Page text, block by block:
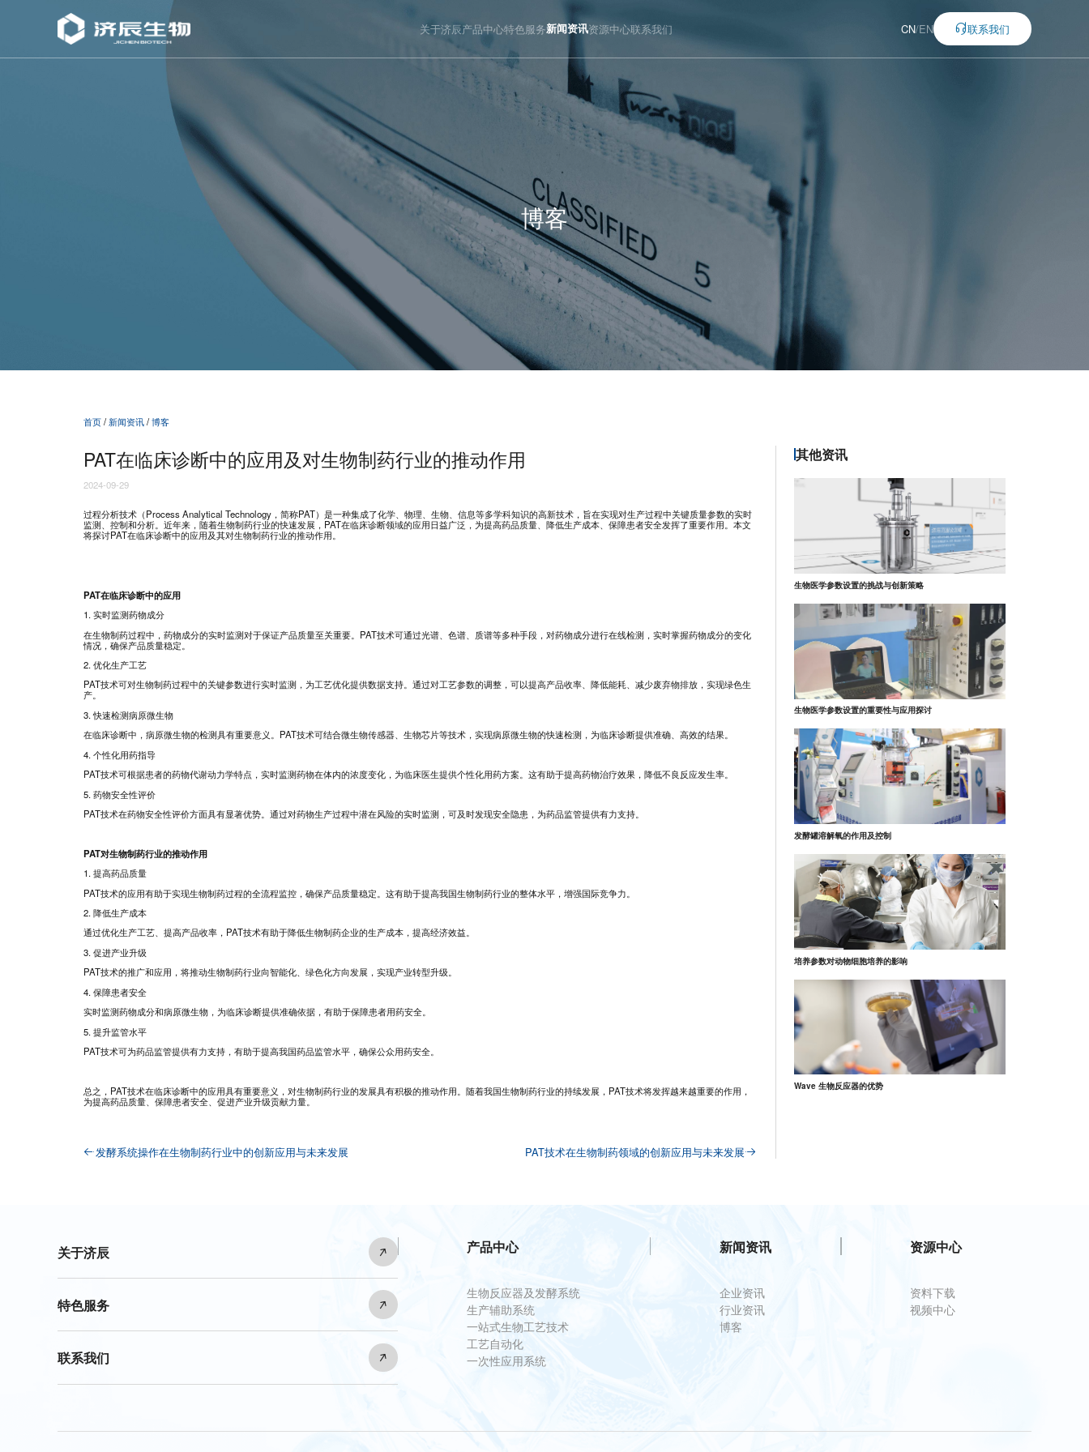
关于济辰产品中心特色服务新闻资讯资源中心联系我们 CN/EN 联系我们
博客
首页/ 新闻资讯/博客
PAT在临床诊断中的应用及对生物制药行业的推动作用
2024-09-29
过程分析技术（Process Analytical Technology，简称PAT）是一种集成了化学、物理、生物、信息等多学科知识的高新技术，旨在实现对生产过程中关键质量参数的实时
监测、控制和分析。近年来，随着生物制药行业的快速发展，PAT在临床诊断领域的应用日益广泛，为提高药品质量、降低生产成本、保障患者安全发挥了重要作用。本文
将探讨PAT在临床诊断中的应用及其对生物制药行业的推动作用。
PAT在临床诊断中的应用
1. 实时监测药物成分
在生物制药过程中，药物成分的实时监测对于保证产品质量至关重要。PAT技术可通过光谱、色谱、质谱等多种手段，对药物成分进行在线检测，实时掌握药物成分的变化
情况，确保产品质量稳定。
2. 优化生产工艺
PAT技术可对生物制药过程中的关键参数进行实时监测，为工艺优化提供数据支持。通过对工艺参数的调整，可以提高产品收率、降低能耗、减少废弃物排放，实现绿色生
产。
3. 快速检测病原微生物
在临床诊断中，病原微生物的检测具有重要意义。PAT技术可结合微生物传感器、生物芯片等技术，实现病原微生物的快速检测，为临床诊断提供准确、高效的结果。
4. 个性化用药指导
PAT技术可根据患者的药物代谢动力学特点，实时监测药物在体内的浓度变化，为临床医生提供个性化用药方案。这有助于提高药物治疗效果，降低不良反应发生率。
5. 药物安全性评价
PAT技术在药物安全性评价方面具有显著优势。通过对药物生产过程中潜在风险的实时监测，可及时发现安全隐患，为药品监管提供有力支持。
PAT对生物制药行业的推动作用
1. 提高药品质量
PAT技术的应用有助于实现生物制药过程的全流程监控，确保产品质量稳定。这有助于提高我国生物制药行业的整体水平，增强国际竞争力。
2. 降低生产成本
通过优化生产工艺、提高产品收率，PAT技术有助于降低生物制药企业的生产成本，提高经济效益。
3. 促进产业升级
PAT技术的推广和应用，将推动生物制药行业向智能化、绿色化方向发展，实现产业转型升级。
4. 保障患者安全
实时监测药物成分和病原微生物，为临床诊断提供准确依据，有助于保障患者用药安全。
5. 提升监管水平
PAT技术可为药品监管提供有力支持，有助于提高我国药品监管水平，确保公众用药安全。
总之，PAT技术在临床诊断中的应用具有重要意义，对生物制药行业的发展具有积极的推动作用。随着我国生物制药行业的持续发展，PAT技术将发挥越来越重要的作用，
为提高药品质量、保障患者安全、促进产业升级贡献力量。
发酵系统操作在生物制药行业中的创新应用与未来发展 PAT技术在生物制药领域的创新应用与未来发展
其他资讯
生物医学参数设置的挑战与创新策略
生物医学参数设置的重要性与应用探讨
发酵罐溶解氧的作用及控制
培养参数对动物细胞培养的影响
Wave 生物反应器的优势
关于济辰
特色服务
联系我们
产品中心
生物反应器及发酵系统
生产辅助系统
一站式生物工艺技术
工艺自动化
一次性应用系统
新闻资讯
企业资讯
行业资讯
博客
资源中心
资料下载
视频中心